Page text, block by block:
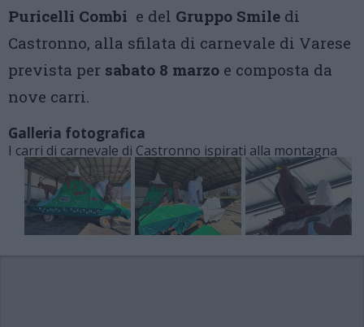
Puricelli Combi e del Gruppo Smile di
Castronno, alla sfilata di carnevale di Varese
prevista per sabato 8 marzo e composta da
nove carri.
Galleria fotografica
I carri di carnevale di Castronno ispirati alla montagna